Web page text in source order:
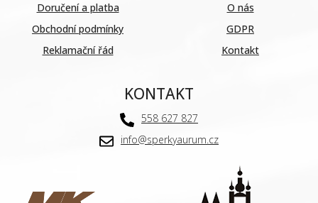
Doručení a platba
Obchodní podmínky
Reklamační řád
O nás
GDPR
Kontakt
KONTAKT
558 627 827
info@sperkyaurum.cz